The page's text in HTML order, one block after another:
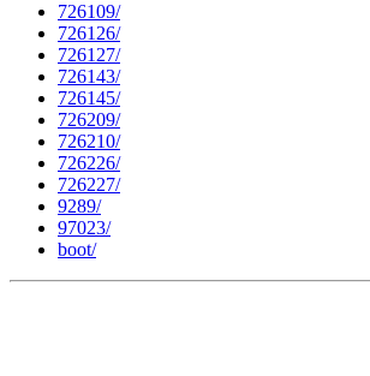
726109/
726126/
726127/
726143/
726145/
726209/
726210/
726226/
726227/
9289/
97023/
boot/